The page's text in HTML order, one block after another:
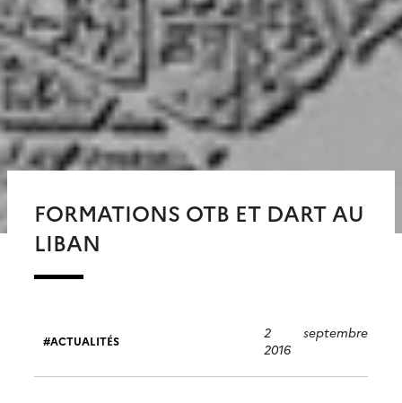
FORMATIONS OTB ET DART AU
LIBAN
ACTUALITÉS
2 septembre
2016